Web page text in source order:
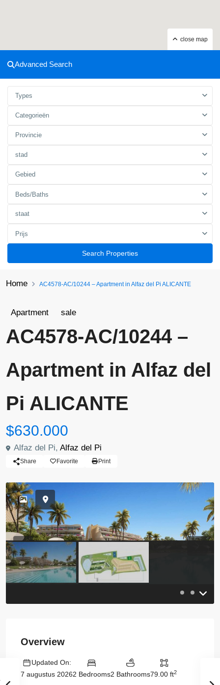
close map
Advanced Search
Types
Categorieën
Provincie
stad
Gebied
Beds/Baths
staat
Prijs
Search Properties
Home AC4578-AC/10244 – Apartment in Alfaz del Pi ALICANTE
Apartment sale
AC4578-AC/10244 –
Apartment in Alfaz del
Pi ALICANTE
$630.000
Alfaz del Pi, Alfaz del Pi
Share Favorite Print
Previous
Overview
Updated On:
7 augustus 20262 Bedrooms2 Bathrooms79.00 ft2